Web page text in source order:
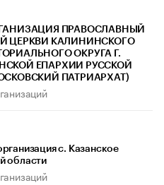
ПРАВОСЛАВНЫЙ
ЦЕРКВИ КАЛИНИНСКОГО
ОКРУГА Г.
ЕПАРХИИ РУССКОЙ
ПАТРИАРХАТ)
с. Казанское
области